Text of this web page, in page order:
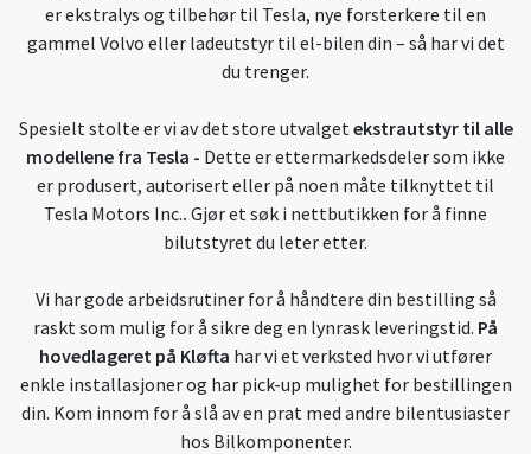
er ekstralys og tilbehør til Tesla, nye forsterkere til en
gammel Volvo eller ladeutstyr til el-bilen din – så har vi det
du trenger.
Spesielt stolte er vi av det store utvalget ekstrautstyr til alle
modellene fra Tesla - Dette er ettermarkedsdeler som ikke
er produsert, autorisert eller på noen måte tilknyttet til
Tesla Motors Inc.. Gjør et søk i nettbutikken for å finne
bilutstyret du leter etter.
Vi har gode arbeidsrutiner for å håndtere din bestilling så
raskt som mulig for å sikre deg en lynrask leveringstid. På
hovedlageret på Kløfta har vi et verksted hvor vi utfører
enkle installasjoner og har pick-up mulighet for bestillingen
din. Kom innom for å slå av en prat med andre bilentusiaster
hos Bilkomponenter.